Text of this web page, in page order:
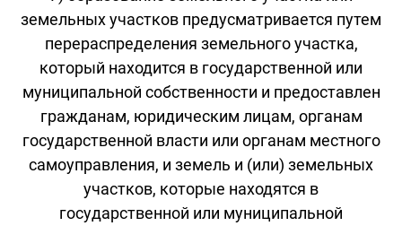
земельных участков предусматривается путем
перераспределения земельного участка,
который находится в государственной или
муниципальной собственности и предоставлен
гражданам, юридическим лицам, органам
государственной власти или органам местного
самоуправления, и земель и (или) земельных
участков, которые находятся в
государственной или муниципальной